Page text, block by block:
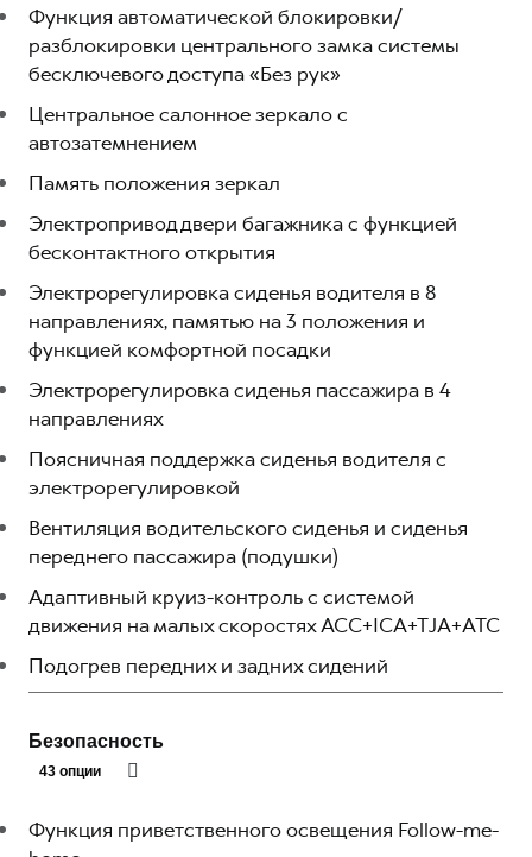
Функция автоматической блокировки/
разблокировки центрального замка системы
бесключевого доступа «Без рук»
Центральное салонное зеркало с
автозатемнением
Память положения зеркал
Электропривод двери багажника с функцией
бесконтактного открытия
Электрорегулировка сиденья водителя в 8
направлениях, памятью на 3 положения и
функцией комфортной посадки
Электрорегулировка сиденья пассажира в 4
направлениях
Поясничная поддержка сиденья водителя с
электрорегулировкой
Вентиляция водительского сиденья и сиденья
переднего пассажира (подушки)
Адаптивный круиз-контроль с системой
движения на малых скоростях ACC+ICA+TJA+ATC
Подогрев передних и задних сидений
Безопасность
43 опции
Функция приветственного освещения Follow-me-